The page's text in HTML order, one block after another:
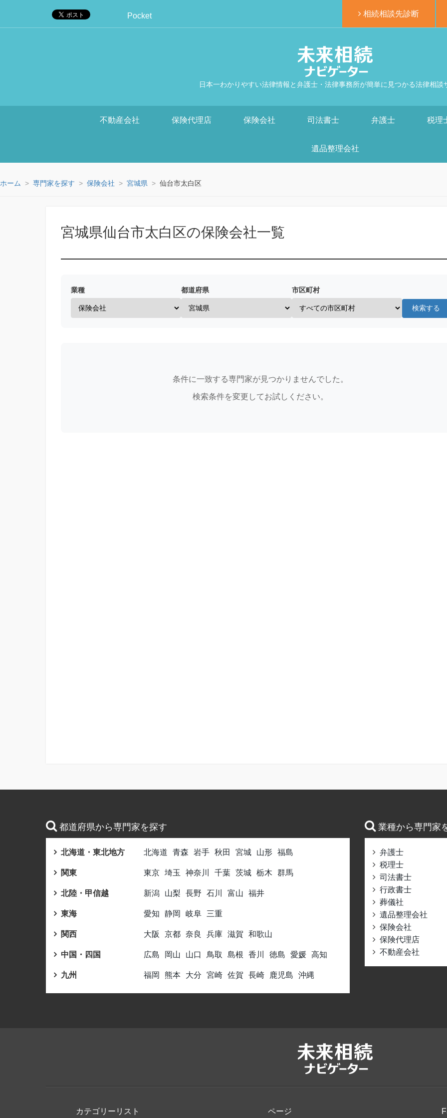
相続相談先診断
Pocket
日本一わかりやすい法律情報と弁護士・法律事務所が簡単に見つかる法律相談
不動産会社 保険代理店 保険会社 司法書士 弁護士 税理
遺品整理会社
ホーム 専門家を探す 保険会社 宮城県 仙台市太白区
宮城県仙台市太白区の保険会社一覧
業種 都道府県 市区町村
検索する
条件に一致する専門家が見つかりませんでした。
検索条件を変更してお試しください。
都道府県から専門家を探す
北海道・東北地方 北海道 青森 岩手 秋田 宮城 山形 福島
関東 東京 埼玉 神奈川 千葉 茨城 栃木 群馬
北陸・甲信越 新潟 山梨 長野 石川 富山 福井
東海 愛知 静岡 岐阜 三重
関西 大阪 京都 奈良 兵庫 滋賀 和歌山
中国・四国 広島 岡山 山口 鳥取 島根 香川 徳島 愛媛 高知
九州 福岡 熊本 大分 宮崎 佐賀 長崎 鹿児島 沖縄
業種から専門家
弁護士
税理士
司法書士
行政書士
葬儀社
遺品整理会社
保険会社
保険代理店
不動産会社
カテゴリーリスト ページ